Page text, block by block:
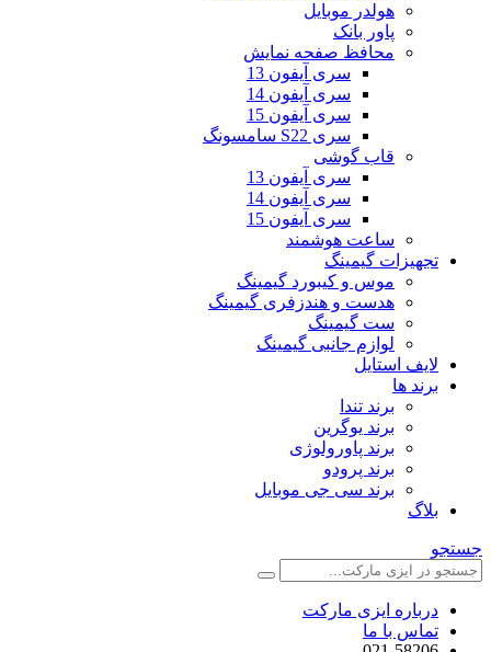
هولدر موبایل
پاور بانک
محافظ صفحه نمایش
سری آیفون 13
سری آیفون 14
سری آیفون 15
سری S22 سامسونگ
قاب گوشی
سری آیفون 13
سری آیفون 14
سری آیفون 15
ساعت هوشمند
تجهیزات گیمینگ
موس و کیبورد گیمینگ
هدست و هندزفری گیمینگ
ست گیمینگ
لوازم جانبی گیمینگ
لایف استایل
برند ها
برند تندا
برند یوگرین
برند پاورولوژی
برند پرودو
برند سی جی موبایل
بلاگ
جستجو
درباره ایزی مارکت
تماس با ما